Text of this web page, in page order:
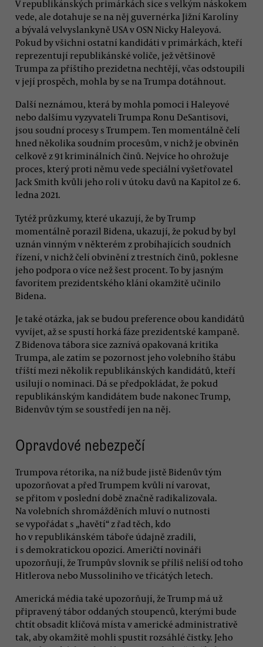
V republikánských primárkách sice s velkým náskokem
vede, ale dotahuje se na něj guvernérka Jižní Karolíny
a bývalá velvyslankyně USA v OSN Nicky Haleyová.
Pokud by všichni ostatní kandidáti v primárkách, kteří
reprezentují republikánské voliče, jež většinově
Trumpa za příštího prezidetna nechtějí, včas odstoupili
v její prospěch, mohla by se na Trumpa dotáhnout.
Další neznámou, která by mohla pomoci i Haleyové
nebo dalšímu vyzyvateli Trumpa Ronu DeSantisovi,
jsou soudní procesy s Trumpem. Ten momentálně čelí
hned několika soudním procesům, v nichž je obviněn
celkově z 91 kriminálních činů. Nejvíce ho ohrožuje
proces, který proti němu vede speciální vyšetřovatel
Jack Smith kvůli jeho roli v útoku davů na Kapitol ze 6.
ledna 2021.
Tytéž průzkumy, které ukazují, že by Trump
momentálně porazil Bidena, ukazují, že pokud by byl
uznán vinným v některém z probíhajících soudních
řízení, v nichž čelí obvinění z trestních činů, poklesne
jeho podpora o více než šest procent. To by jasným
favoritem prezidentského klání okamžitě učinilo
Bidena.
Je také otázka, jak se budou preference obou kandidátů
vyvíjet, až se spustí horká fáze prezidentské kampaně.
Z Bidenova tábora sice zaznívá opakovaná kritika
Trumpa, ale zatím se pozornost jeho volebního štábu
tříští mezi několik republikánských kandidátů, kteří
usilují o nominaci. Dá se předpokládat, že pokud
republikánským kandidátem bude nakonec Trump,
Bidenvův tým se soustředí jen na něj.
Opravdové nebezpečí
Trumpova rétorika, na níž bude jistě Bidenův tým
upozorňovat a před Trumpem kvůli ní varovat,
se přitom v poslední době značně radikalizovala.
Na volebních shromážděních mluví o nutnosti
se vypořádat s „havětí“ z řad těch, kdo
ho v republikánském táboře údajně zradili,
i s demokratickou opozicí. Američtí novináři
upozorňují, že Trumpův slovník se příliš neliší od toho
Hitlerova nebo Mussoliniho ve třicátých letech.
Americká média také upozorňují, že Trump má už
připravený tábor oddaných stoupenců, kterými bude
chtít obsadit klíčová místa v americké administrativě
tak, aby okamžitě mohli spustit rozsáhlé čistky. Jeho